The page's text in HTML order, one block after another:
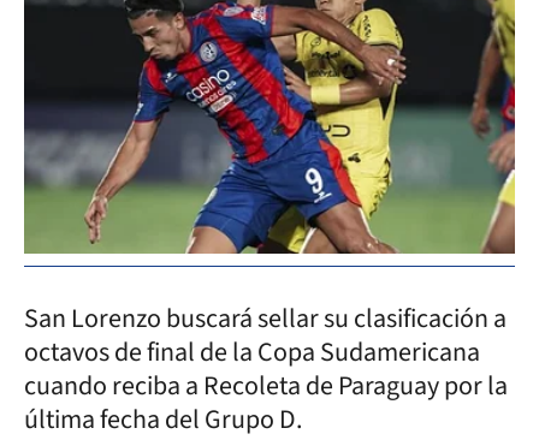
San Lorenzo buscará sellar su clasificación a
octavos de final de la Copa Sudamericana
cuando reciba a Recoleta de Paraguay por la
última fecha del Grupo D.